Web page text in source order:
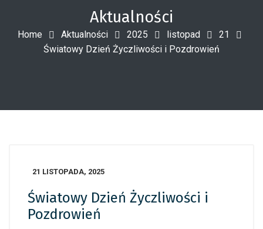
Aktualności
Home Aktualności 2025 listopad
21
Światowy Dzień Życzliwości i Pozdrowień
21 LISTOPADA, 2025
Światowy Dzień Życzliwości i
Pozdrowień